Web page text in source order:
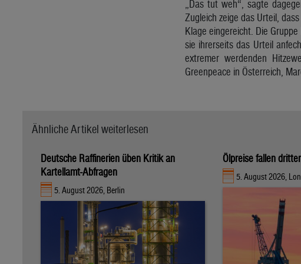
„Das tut weh“, sagte
Zugleich zeige das Urteil,
Klage eingereicht. Die
sie ihrerseits das Urteil
extremer werdenden
Greenpeace in Österreich,
Ähnliche Artikel weiterlesen
Deutsche Raffinerien üben Kritik an
Kartellamt-Abfragen
5. August 2026, Berlin
Ölpreise fallen
5. August 2026,